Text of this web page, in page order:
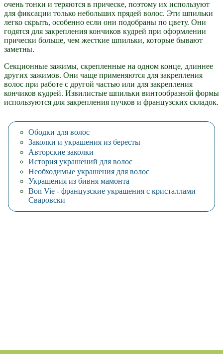
очень тонки и теряются в прическе, поэтому их используют
для фиксации только небольших прядей волос. Эти шпильки
легко скрыть, особенно если они подобраны по цвету. Они
годятся для закрепления кончиков кудрей при оформлении
прически больше, чем жесткие шпильки, которые бывают
заметны.
Секционные зажимы, скрепленные на одном конце, длиннее
других зажимов. Они чаще применяются для закрепления
волос при работе с другой частью или для закрепления
кончиков кудрей. Извилистые шпильки винтообразной формы
используются для закрепления пучков и французских складок.
Ободки для волос
Заколки и украшения из бересты
Авторские заколки
История украшений для волос
Необходимые украшения для волос
Украшения из бивня мамонта
Bon Vie - французские украшения с кристаллами
Сваровски